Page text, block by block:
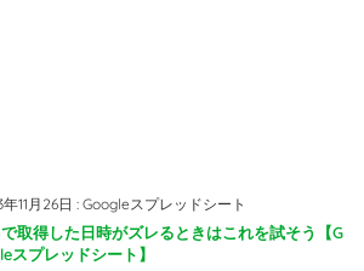
11月26日 : Googleスプレッドシート
で取得した日時がズレるときはこれを試そう【G
スプレッドシート】